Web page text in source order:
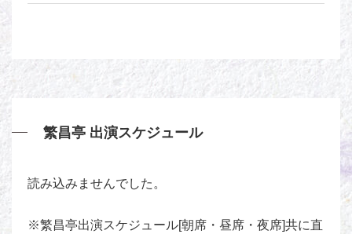
繁昌亭 出演スケジュール
読み込みませんでした。
※繁昌亭出演スケジュール[朝席・昼席・夜席]共に直